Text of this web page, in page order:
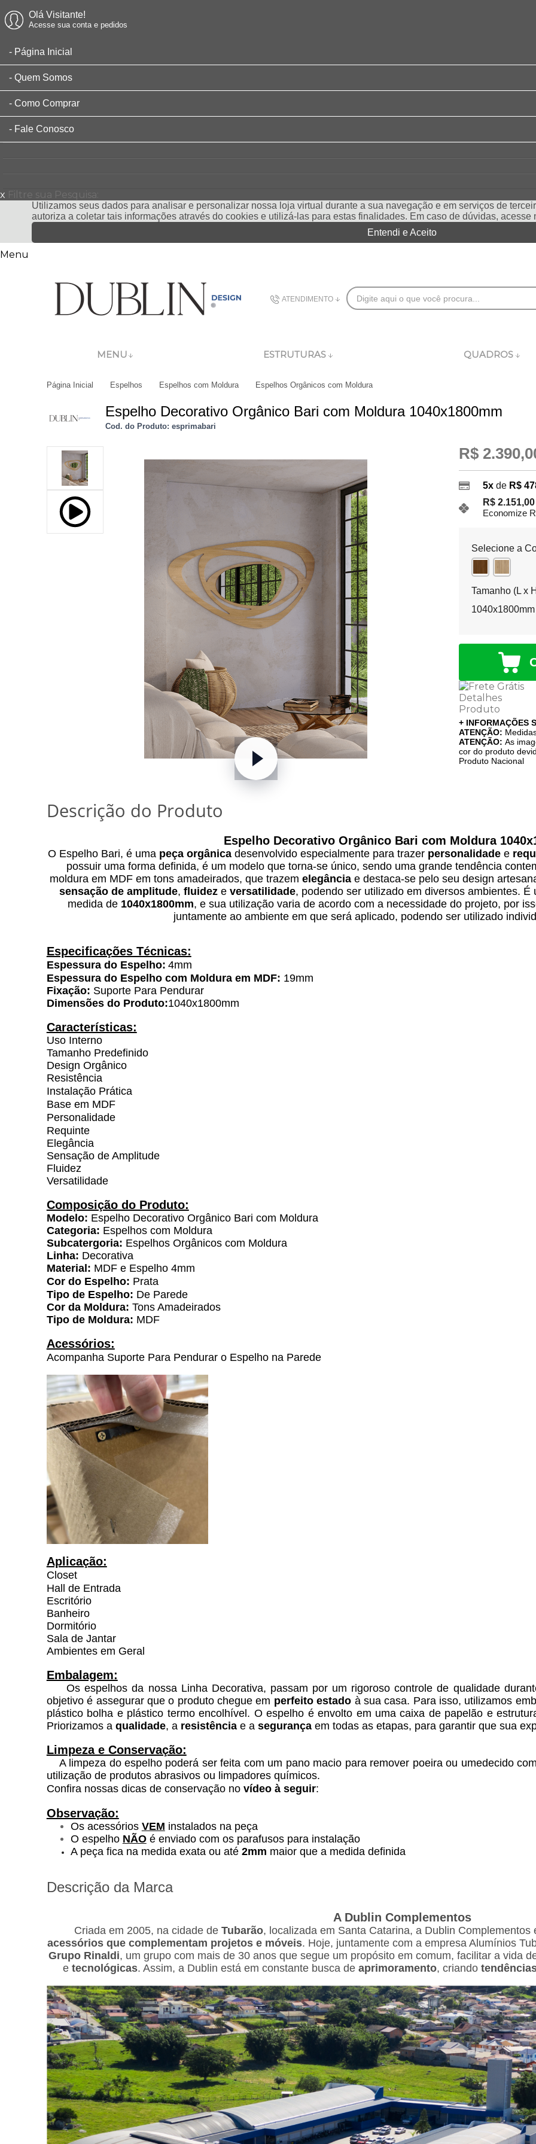
Olá Visitante!
Acesse sua conta e pedidos
Página Inicial
Quem Somos
Como Comprar
Fale Conosco
x Filtre sua Pesquisa:
Utilizamos seus dados para analisar e personalizar nossa loja virtual durante a sua navegação e em serviços de
autoriza a coletar tais informações através do cookies e utilizá-las para estas finalidades. Em caso de dúvidas, acesse
Entendi e Aceito
Menu
ATENDIMENTO
MENU ESTRUTURAS QUADROS
Página Inicial Espelhos Espelhos com Moldura Espelhos Orgânicos com Moldura
Espelho Decorativo Orgânico Bari com Moldura 1040x1800mm
Cod. do Produto: esprimabari
R$
5x de R$
R$
Economize
Selecione a
Tamanho (L x
1040x1800mm
+ INFORMAÇÕES
ATENÇÃO:
ATENÇÃO:As
cor do produto
Produto Nacional
Descrição do Produto
Espelho Decorativo Orgânico Bari com Moldura
O Espelho Bari, é umapeça orgânicadesenvolvido especialmente para trazer personalidadee
possuir uma forma definida, é um modelo que torna-se único, sendo uma grande tendência
moldura em MDF em tons amadeirados, que trazem elegânciae destaca-se pelo seu design
sensação de amplitude, fluidez e versatilidade, podendo ser utilizado em diversos ambientes.
medida de 1040x1800mm, e sua utilização varia de acordo com a necessidade do projeto, por
juntamente ao ambiente em que será aplicado, podendo ser utilizado
Especificações Técnicas:
Espessura do Espelho: 4mm
Espessura do Espelho com Moldura em MDF: 19mm
Fixação: Suporte Para Pendurar
Dimensões do Produto:1040x1800mm
Características:
Uso Interno
Tamanho Predefinido
Design Orgânico
Resistência
Instalação Prática
Base em MDF
Personalidade
Requinte
Elegância
Sensação de Amplitude
Fluidez
Versatilidade
Composição do Produto:
Modelo: Espelho Decorativo Orgânico Bari com Moldura
Categoria: Espelhos com Moldura
Subcatergoria: Espelhos Orgânicos com Moldura
Linha: Decorativa
Material: MDF e Espelho 4mm
Cor do Espelho: Prata
Tipo de Espelho: De Parede
Cor da Moldura: Tons Amadeirados
Tipo de Moldura: MDF
Acessórios:
Acompanha Suporte Para Pendurar o Espelho na Parede
Aplicação:
Closet
Hall de Entrada
Escritório
Banheiro
Dormitório
Sala de Jantar
Ambientes em Geral
Embalagem:
Os espelhos da nossa Linha Decorativa, passam por um rigoroso controle de qualidade
objetivo é assegurar que o produto chegue em perfeito estado à sua casa. Para isso, utilizamos
plástico bolha e plástico termo encolhível. O espelho é envolto em uma caixa de papelão e
Priorizamos a qualidade, a resistênciae a segurançaem todas as etapas, para garantir que sua
Limpeza e Conservação:
A limpeza do espelho poderá ser feita com um pano macio para remover poeira ou umedecido
utilização de produtos abrasivos ou limpadores químicos.
Confira nossas dicas de conservação no vídeo à seguir:
Observação:
Os acessórios VEM instalados na peça
O espelho NÃOé enviado com os parafusos para instalação
A peça fica na medida exata ou até 2mm maior que a medida definida
Descrição da Marca
A Dublin Complementos
Criada em 2005, na cidade de Tubarão, localizada em Santa Catarina, a Dublin
acessórios que complementam projetos e móveis. Hoje, juntamente com a empresa Alumínios
Grupo Rinaldi, um grupo com mais de 30 anos que segue um propósito em comum, facilitar a vida
e tecnológicas. Assim, a Dublin está em constante busca de aprimoramento, criando